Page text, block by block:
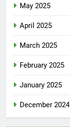
May 2025
April 2025
March 2025
February 2025
January 2025
December 2024